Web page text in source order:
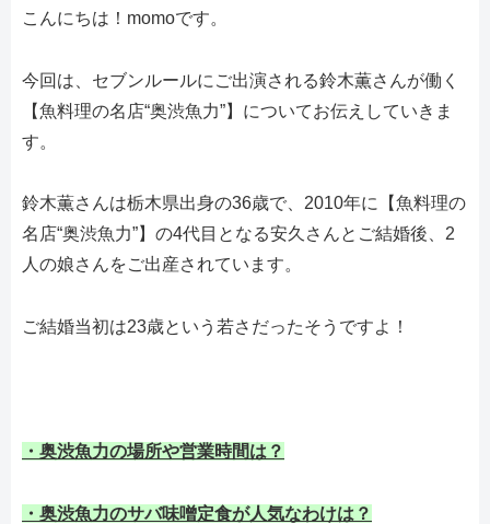
こんにちは！momoです。
今回は、 セブンルールにご出演される鈴木薫さんが働く
【魚料理の名店“奥渋魚力”】についてお伝えしていきま
す。
鈴木薫さんは栃木県出身の36歳で、2010年に
【魚料理の
名店“奥渋魚力”】の4代目となる安久さんとご結婚後、2
人の娘さんをご出産されています。
ご結婚当初は23歳という若さだったそうですよ！
・奥渋魚力の場所や営業時間は？
・奥渋魚力のサバ味噌定食が人気なわけは？